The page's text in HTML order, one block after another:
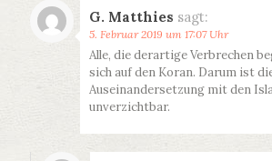
G. Matthies sagt:
5. Februar 2019 um 17:07 Uhr
Alle, die derartige Verbrechen
sich auf den Koran. Darum ist
Auseinandersetzung mit den
unverzichtbar.